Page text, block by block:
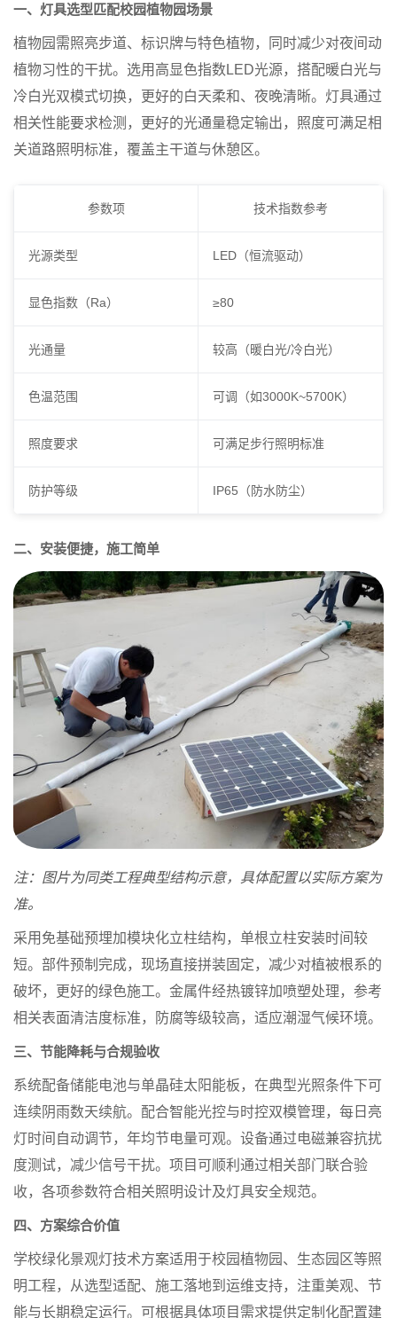
一、灯具选型匹配校园植物园场景
植物园需照亮步道、标识牌与特色植物，同时减少对夜间动
植物习性的干扰。选用高显色指数LED光源，搭配暖白光与
冷白光双模式切换，更好的白天柔和、夜晚清晰。灯具通过
相关性能要求检测，更好的光通量稳定输出，照度可满足相
关道路照明标准，覆盖主干道与休憩区。
参数项 技术指数参考
光源类型 LED（恒流驱动）
显色指数（Ra） ≥80
光通量 较高（暖白光/冷白光）
色温范围 可调（如3000K~5700K）
照度要求 可满足步行照明标准
防护等级 IP65（防水防尘）
二、安装便捷，施工简单
注：图片为同类工程典型结构示意，具体配置以实际方案为
准。
采用免基础预埋加模块化立柱结构，单根立柱安装时间较
短。部件预制完成，现场直接拼装固定，减少对植被根系的
破坏，更好的绿色施工。金属件经热镀锌加喷塑处理，参考
相关表面清洁度标准，防腐等级较高，适应潮湿气候环境。
三、节能降耗与合规验收
系统配备储能电池与单晶硅太阳能板，在典型光照条件下可
连续阴雨数天续航。配合智能光控与时控双模管理，每日亮
灯时间自动调节，年均节电量可观。设备通过电磁兼容抗扰
度测试，减少信号干扰。项目可顺利通过相关部门联合验
收，各项参数符合相关照明设计及灯具安全规范。
四、方案综合价值
学校绿化景观灯技术方案适用于校园植物园、生态园区等照
明工程，从选型适配、施工落地到运维支持，注重美观、节
能与长期稳定运行。可根据具体项目需求提供定制化配置建